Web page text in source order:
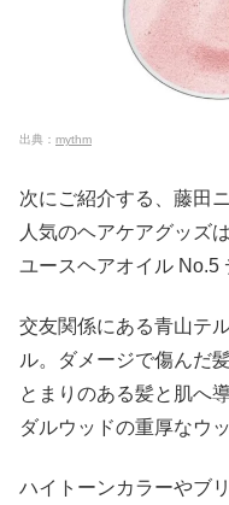
出典： mythm
次にご紹介する、藤田
人気のヘアケアグッズ
ユースヘアオイル No.5
交友関係にある青山テ
ル。ダメージで傷んだ
とまりのある髪と肌へ
ダルウッドの重厚なウ
ハイトーンカラーやブ